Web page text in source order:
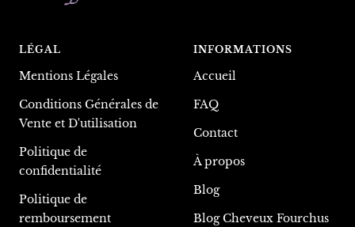
LÉGAL
Mentions Légales
Conditions Générales de
Vente et D'utilisation
Politique de
confidentialité
Politique de
remboursement
INFORMATIONS
Accueil
FAQ
Contact
À propos
Blog
Blog Cheveux Fourchus